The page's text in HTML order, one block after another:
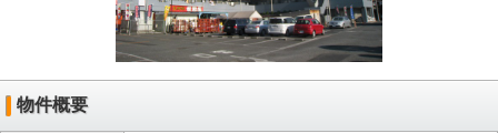
物件概要